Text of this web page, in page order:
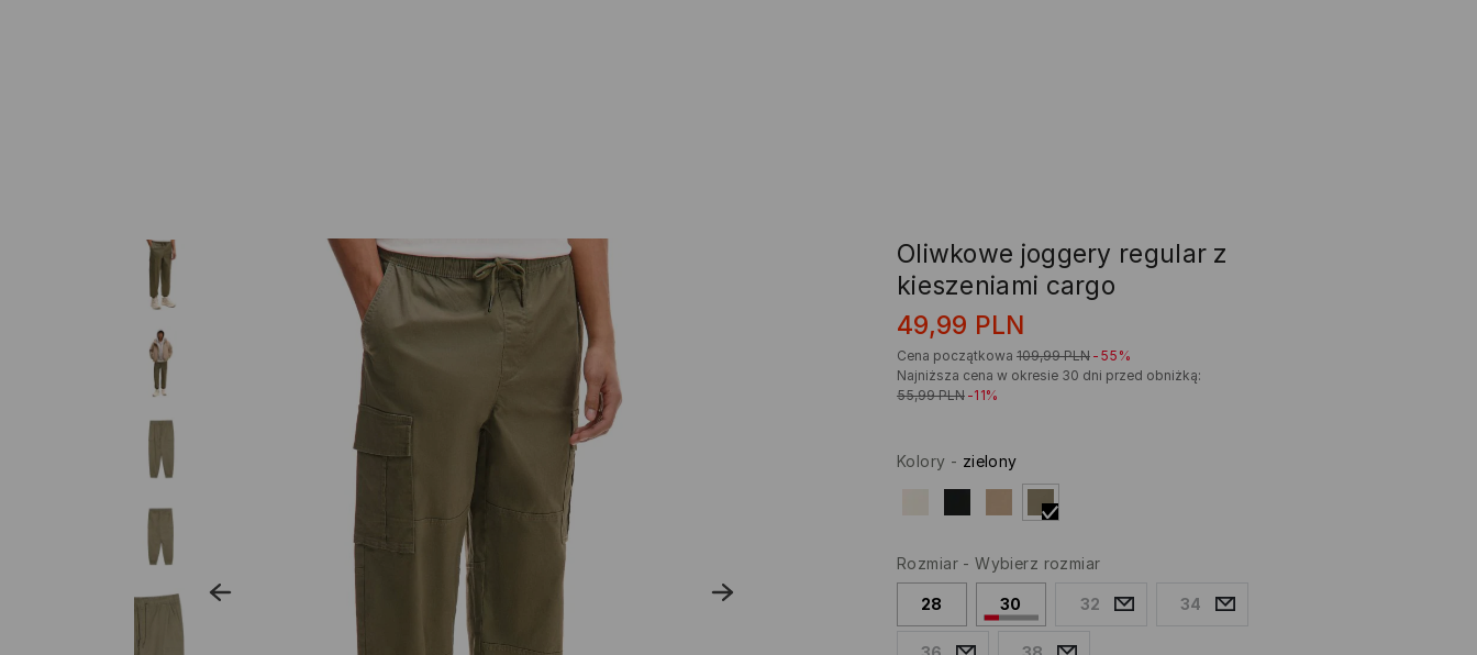
Oliwkowe joggery regular z
kieszeniami cargo
49,99 PLN
Cena początkowa 109,99 PLN -55%
Najniższa cena w okresie 30 dni przed obniżką:
55,99 PLN -11%
Kolory - zielony
Rozmiar-Wybierz rozmiar
28 30 32 34